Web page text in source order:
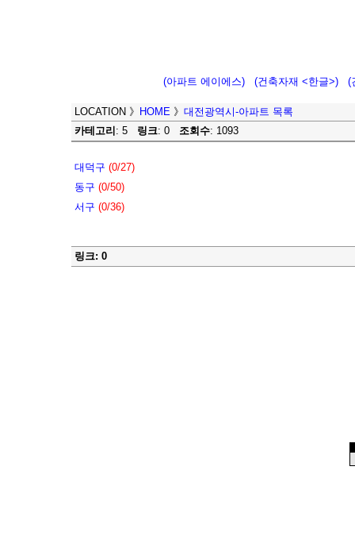
(아파트 에이에스) (건축자재 <한글>) (
LOCATION 》 HOME 》 대전광역시-아파트 목록
카테고리 : 5 링크: 0 조회수: 1093
대덕구 (0/27)
동구 (0/50)
서구 (0/36)
링크: 0